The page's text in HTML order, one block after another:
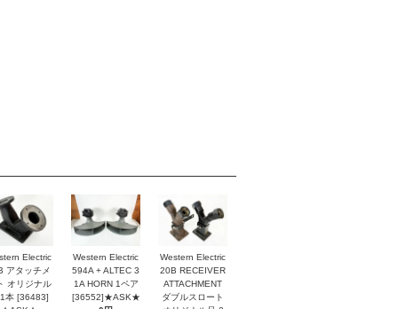
Electric
アタッチメ
オリジナル
本 [36483]
Western Electric
594A + ALTEC 3
1A HORN 1ペア
[36552]★ASK★
Western Electric
20B RECEIVER
ATTACHMENT
ダブルスロート